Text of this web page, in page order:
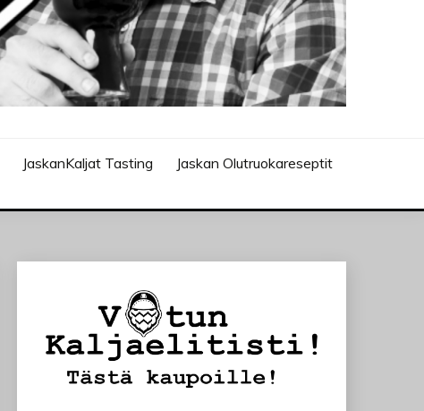
JaskanKaljat Tasting
Jaskan Olutruokareseptit